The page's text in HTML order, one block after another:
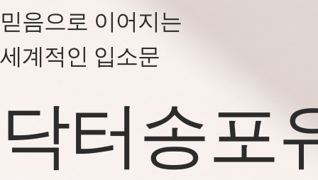
믿음으로 이어지는
세계적인 입소문
닥터송포